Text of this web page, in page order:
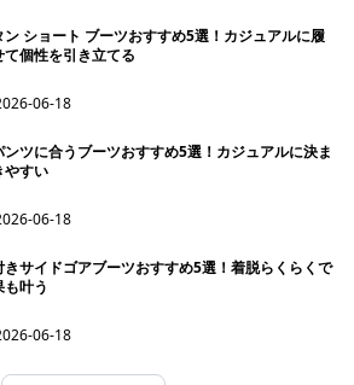
ン ショート ブーツおすすめ5選！カジュアルに履
て個性を引き立てる
06-18
ンツに合うブーツおすすめ5選！カジュアルに決ま
やすい
06-18
きサイドゴアブーツおすすめ5選！着脱らくらくで
叶う
06-18